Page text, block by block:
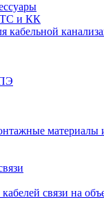
и КК
кабельной
материалы
связи на